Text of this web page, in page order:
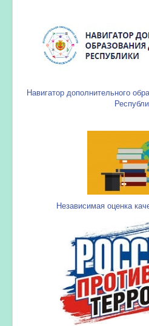
Навигатор дополнительного
Независимая оценка